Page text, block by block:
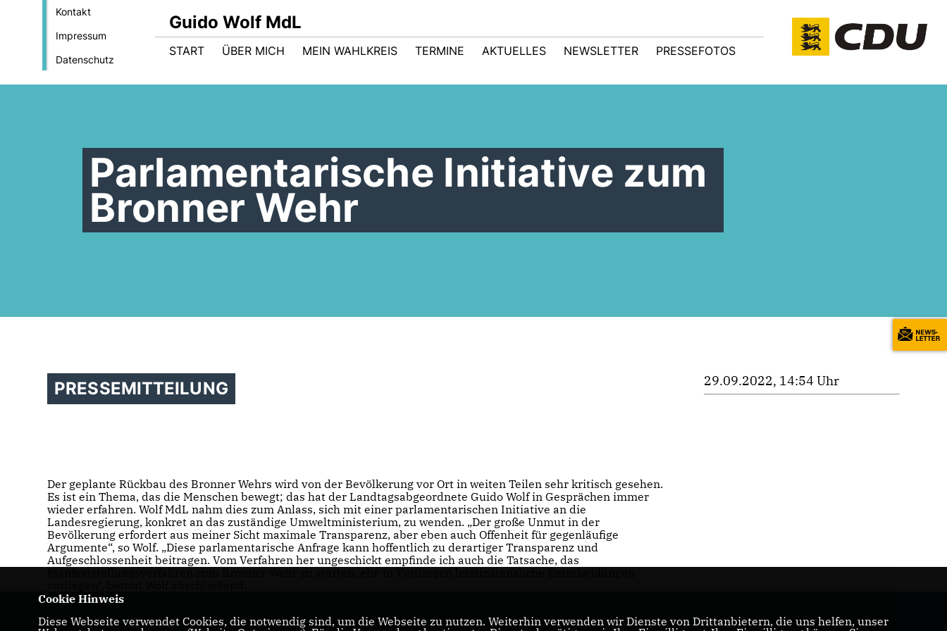
Kontakt
Impressum
Datenschutz
Guido Wolf MdL
START ÜBER MICH MEIN WAHLKREIS TERMINE AKTUELLES NEWSLETTER PRESSEFOTOS
Parlamentarische Initiative zum
Bronner Wehr
PRESSEMITTEILUNG
Der geplante Rückbau des Bronner Wehrs wird von der Bevölkerung vor Ort in weiten Teilen sehr kritisch gesehen.
Es ist ein Thema, das die Menschen bewegt; das hat der Landtagsabgeordnete Guido Wolf in Gesprächen immer
wieder erfahren. Wolf MdL nahm dies zum Anlass, sich mit einer parlamentarischen Initiative an die
Landesregierung, konkret an das zuständige Umweltministerium, zu wenden. „Der große Unmut in der
Bevölkerung erfordert aus meiner Sicht maximale Transparenz, aber eben auch Offenheit für gegenläufige
Argumente“, so Wolf. „Diese parlamentarische Anfrage kann hoffentlich zu derartiger Transparenz und
Aufgeschlossenheit beitragen. Vom Verfahren her ungeschickt empfinde ich auch die Tatsache, das
29.09.2022, 14:54 Uhr
Cookie Hinweis
Diese Webseite verwendet Cookies, die notwendig sind, um die Webseite zu nutzen. Weiterhin verwenden wir Dienste von Drittanbietern, die uns helfen, unser